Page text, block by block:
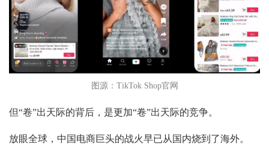
图源：TikTok Shop官网
但“卷”出天际的背后，是更加“卷”出天际的竞争。
放眼全球，中国电商巨头的战火早已从国内烧到了海外。